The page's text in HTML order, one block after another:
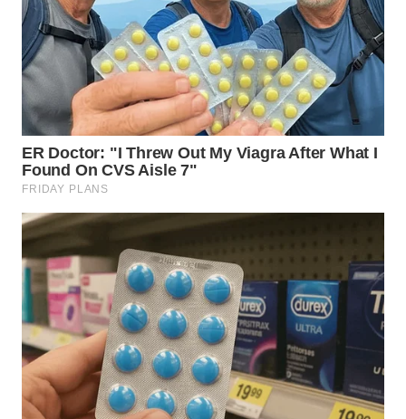
WN
TAPANULI
TENGAH
WN DELI
SERDANG
WN
TEBING
TINGGI
WN
PAKPAK
WN
KARAWANG
WN